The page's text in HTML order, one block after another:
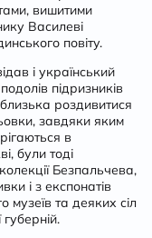
вишитими
Василеві
повіту.
і український
підризників
роздивитися
завдяки яким
в
були тоді
Безпальчева,
і з експонатів
музеїв та деяких сіл
губерній.